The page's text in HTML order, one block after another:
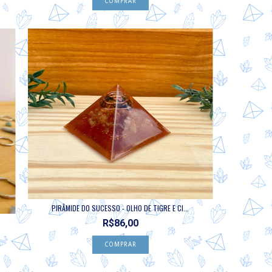
PIRÂMIDE DO SUCESSO - OLHO DE TIGRE E CI...
R$86,00